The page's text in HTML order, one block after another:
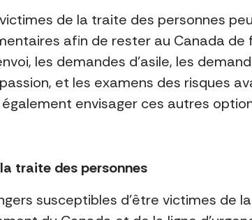
de la traite des personnes
afin de rester au Canada
les demandes d’asile, les
et les examens des risques
envisager ces autres
traite des personnes
susceptibles d’être victimes de